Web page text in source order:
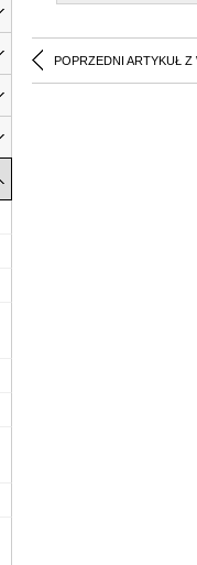
POPRZEDNI ARTYKUŁ Z